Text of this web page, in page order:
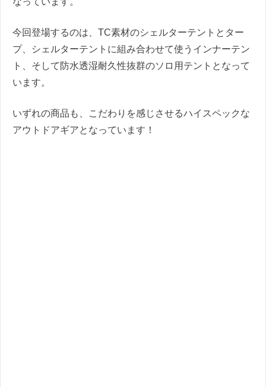
今回登場するのは、TC素材のシェルターテントとター
プ、シェルターテントに組み合わせて使うインナーテン
ト、そして防水透湿耐久性抜群のソロ用テントとなって
います。
いずれの商品も、こだわりを感じさせるハイスペックな
アウトドアギアとなっています！